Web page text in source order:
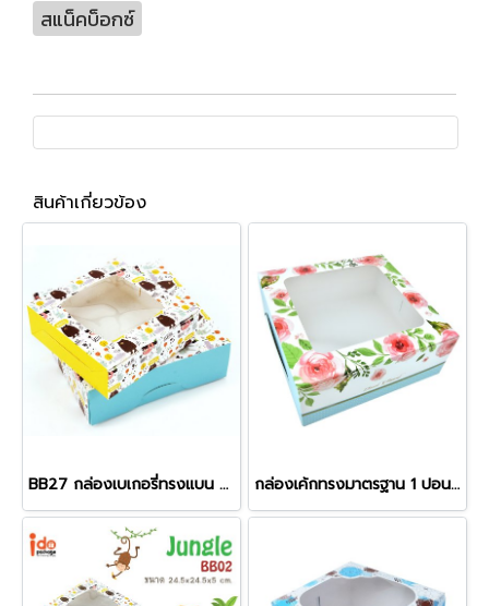
สแน็คบ็อกซ์
สินค้าเกี่ยวข้อง
BB27 กล่องเบเกอรี่ทรงแบน ลายJungle กล่องเค้กทรงมาตรฐาน 1 ปอนด์ ลาย Rosie